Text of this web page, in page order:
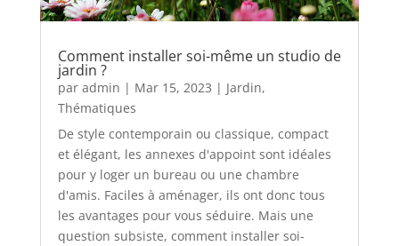
Comment installer soi-même un studio de
jardin ?
par admin | Mar 15, 2023 | Jardin,
Thématiques
De style contemporain ou classique, compact
et élégant, les annexes d'appoint sont idéales
pour y loger un bureau ou une chambre
d'amis. Faciles à aménager, ils ont donc tous
les avantages pour vous séduire. Mais une
question subsiste, comment installer soi-